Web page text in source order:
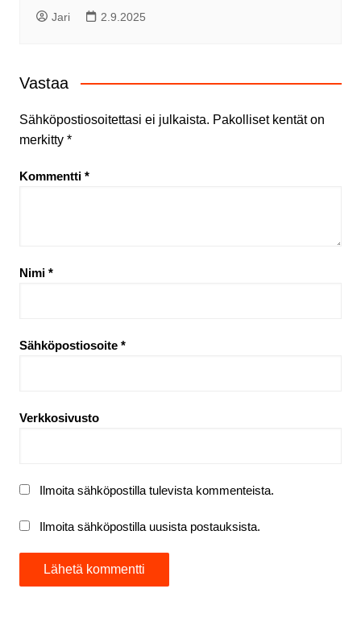
Jari 2.9.2025
Vastaa
Sähköpostiosoitettasi ei julkaista. Pakolliset kentät on
merkitty *
Kommentti *
Nimi *
Sähköpostiosoite *
Verkkosivusto
Ilmoita sähköpostilla tulevista kommenteista.
Ilmoita sähköpostilla uusista postauksista.